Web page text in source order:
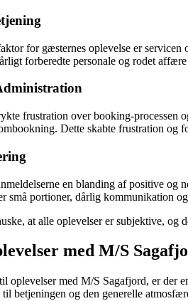
for gæsternes oplevelse er
forberedte personale og rodet
frustration over booking-
Dette skabte frustration og
en blanding af positive
små portioner, dårlig kommunikation
at alle oplevelser er subjektive, og
med M/S
oplevelser med M/S Sagafjord, er der
betjeningen og den generelle